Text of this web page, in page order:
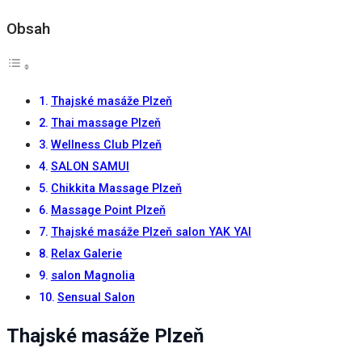
Obsah
Thajské masáže Plzeň
Thai massage Plzeň
Wellness Club Plzeň
SALON SAMUI
Chikkita Massage Plzeň
Massage Point Plzeň
Thajské masáže Plzeň salon YAK YAI
Relax Galerie
salon Magnolia
Sensual Salon
Thajské masáže Plzeň